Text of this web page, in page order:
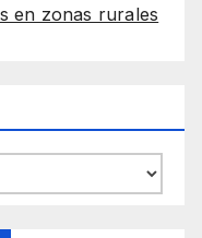
en zonas rurales